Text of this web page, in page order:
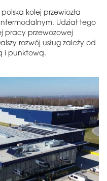
kolej przewiozła
Udział tego
pracy przewozowej
rozwój usług zależy od
i punktową.